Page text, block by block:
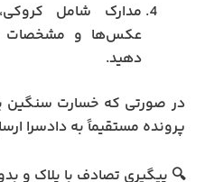
مدارک شامل
عکس‌ها و مشخصات
دهید.
در صورتی که خسارت سنگین
پرونده مستقیماً به دادسرا
🔍 پیگیری تصادف با پلاک و